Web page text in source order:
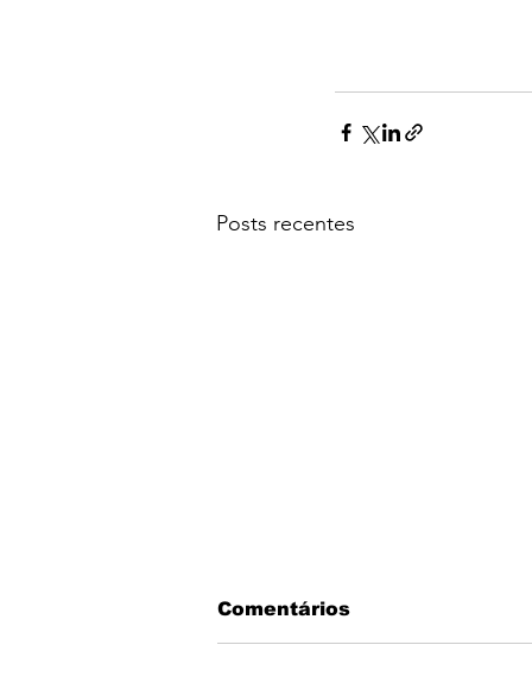
Posts recentes
Comentários